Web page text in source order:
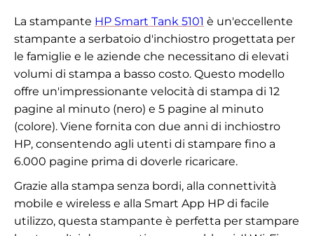
La stampante HP Smart Tank 5101 è un'eccellente
stampante a serbatoio d'inchiostro progettata per
le famiglie e le aziende che necessitano di elevati
volumi di stampa a basso costo. Questo modello
offre un'impressionante velocità di stampa di 12
pagine al minuto (nero) e 5 pagine al minuto
(colore). Viene fornita con due anni di inchiostro
HP, consentendo agli utenti di stampare fino a
6.000 pagine prima di doverle ricaricare.
Grazie alla stampa senza bordi, alla connettività
mobile e wireless e alla Smart App HP di facile
utilizzo, questa stampante è perfetta per stampare